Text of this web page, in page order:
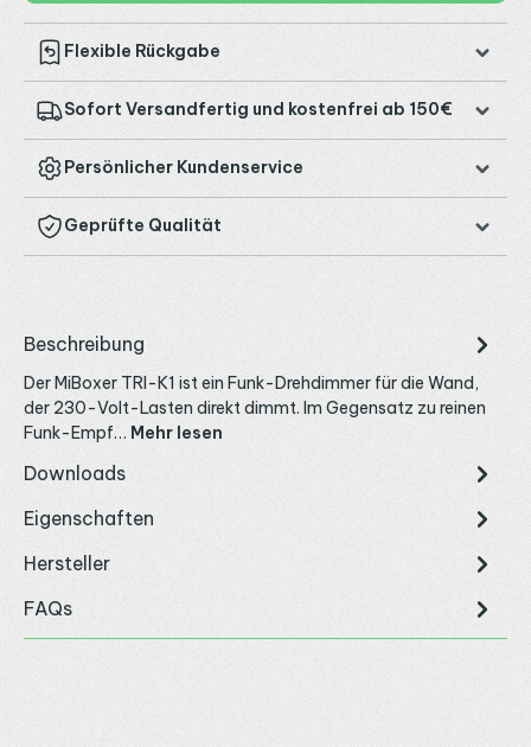
Flexible Rückgabe
Sofort Versandfertig und kostenfrei ab 150€
Persönlicher Kundenservice
Geprüfte Qualität
Beschreibung
Der MiBoxer TRI-K1 ist ein Funk-Drehdimmer für die Wand,
der 230-Volt-Lasten direkt dimmt. Im Gegensatz zu reinen
Funk-Empf… Mehr lesen
Downloads
Eigenschaften
Hersteller
FAQs